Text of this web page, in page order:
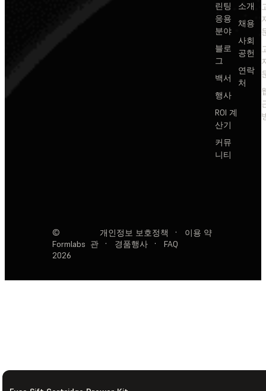
린팅
응용
분야
블로
그
백서
행사
ROI 계
산기
커뮤
니티
소개
채용
사회
공헌
연락
처
©
Formlabs
2026
개인정보 보호정책 ·
이용 약
관
· 경품행사 · FAQ